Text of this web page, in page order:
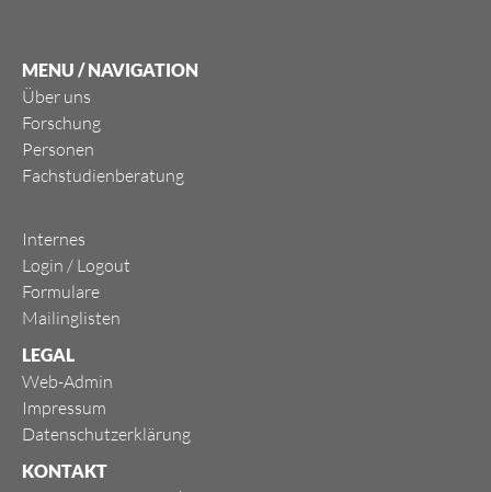
MENU / NAVIGATION
Über uns
Forschung
Personen
Fachstudienberatung
Internes
Login / Logout
Formulare
Mailinglisten
LEGAL
Web-Admin
Impressum
Datenschutzerklärung
KONTAKT